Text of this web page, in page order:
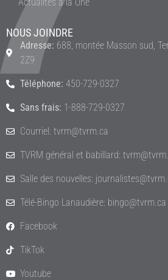
NOUS JOINDRE
Adresse: 688, montée Masson sud,
2Z9
Téléphone: 450-729-0327
Sans frais: 1-888-729-0327
Courriel: tvrm@tvrm.ca
TVRM général et babillard:
Salle des nouvelles:
Télé-Bingo Lanaudière: bingo@tvrm.ca
Facebook
TikTok
Youtube